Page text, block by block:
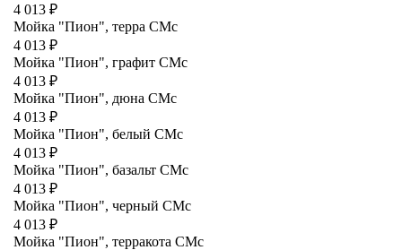
4 013 ₽
Мойка "Пион", терра CMc
4 013 ₽
Мойка "Пион", графит СМс
4 013 ₽
Мойка "Пион", дюна CMc
4 013 ₽
Мойка "Пион", белый CMc
4 013 ₽
Мойка "Пион", базальт СМс
4 013 ₽
Мойка "Пион", черный CMc
4 013 ₽
Мойка "Пион", терракота CMc